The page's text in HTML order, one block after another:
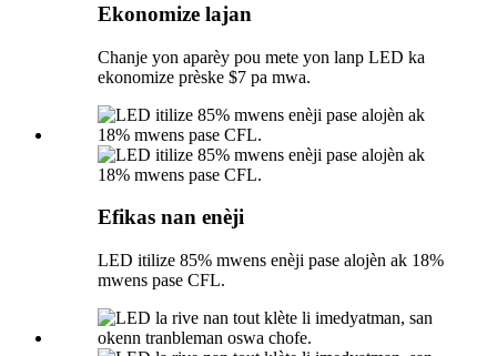
Ekonomize lajan
Chanje yon aparèy pou mete yon lanp LED ka
ekonomize prèske $7 pa mwa.
Efikas nan enèji
LED itilize 85% mwens enèji pase alojèn ak 18%
mwens pase CFL.